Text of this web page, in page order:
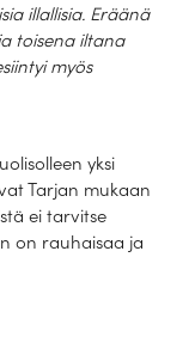
illallisia. Eräänä
toisena iltana
myös
yksi
Tarjan mukaan
ei tarvitse
on rauhaisaa ja